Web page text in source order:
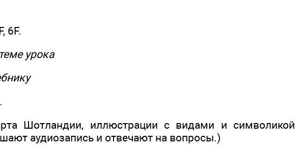
6F.
урока
Шотландии, иллюстрации с видами и символикой
аудиозапись и отвечают на вопросы.)